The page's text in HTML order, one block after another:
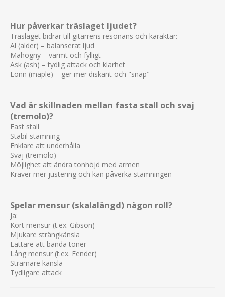
Hur påverkar träslaget ljudet?
Träslaget bidrar till gitarrens resonans och karaktär:
Al (alder) – balanserat ljud
Mahogny – varmt och fylligt
Ask (ash) – tydlig attack och klarhet
Lönn (maple) – ger mer diskant och "snap"
Vad är skillnaden mellan fasta stall och svaj
(tremolo)?
Fast stall
Stabil stämning
Enklare att underhålla
Svaj (tremolo)
Möjlighet att ändra tonhöjd med armen
Kräver mer justering och kan påverka stämningen
Spelar mensur (skalalängd) någon roll?
Ja:
Kort mensur (t.ex. Gibson)
Mjukare strängkänsla
Lättare att bända toner
Lång mensur (t.ex. Fender)
Stramare känsla
Tydligare attack